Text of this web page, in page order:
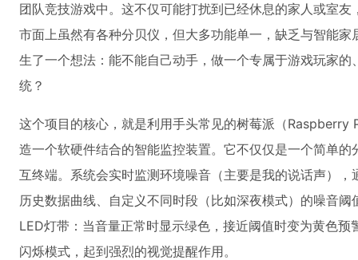
团队竞技游戏中。这不仅可能打扰到已经休息的家人或室
市面上虽然有各种分贝仪，但大多功能单一，缺乏与智能
生了一个想法：能不能自己动手，做一个专属于游戏玩家
统？
这个项目的核心，就是利用手头常见的树莓派（Raspberry
造一个软硬件结合的智能监控装置。它不仅仅是一个简单的
互终端。系统会实时监测环境噪音（主要是我的说话声）
历史数据曲线、自定义不同时段（比如深夜模式）的噪音
LED灯带：当音量正常时显示绿色，接近阈值时变为黄色
闪烁模式，起到强烈的视觉提醒作用。